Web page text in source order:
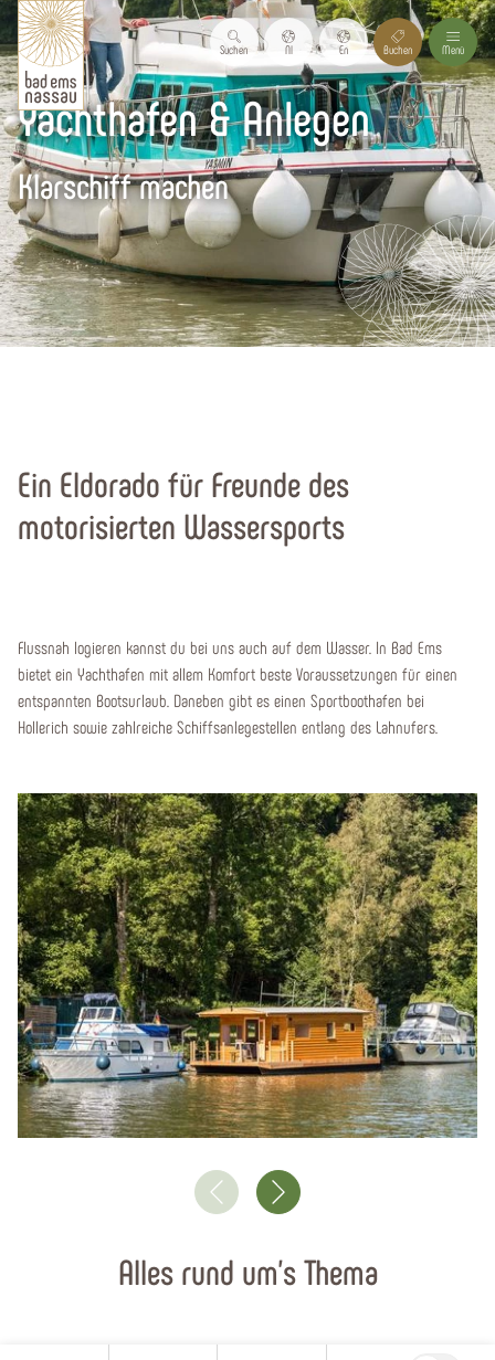
Suchen Nl En Buchen Menü
Yachthafen & Anlegen
Klarschiff machen
Ein Eldorado für Freunde des
motorisierten Wassersports
Flussnah logieren kannst du bei uns auch auf dem Wasser. In Bad Ems
bietet ein Yachthafen mit allem Komfort beste Voraussetzungen für einen
entspannten Bootsurlaub. Daneben gibt es einen Sportboothafen bei
Hollerich sowie zahlreiche Schiffsanlegestellen entlang des Lahnufers.
Alles rund um's Thema